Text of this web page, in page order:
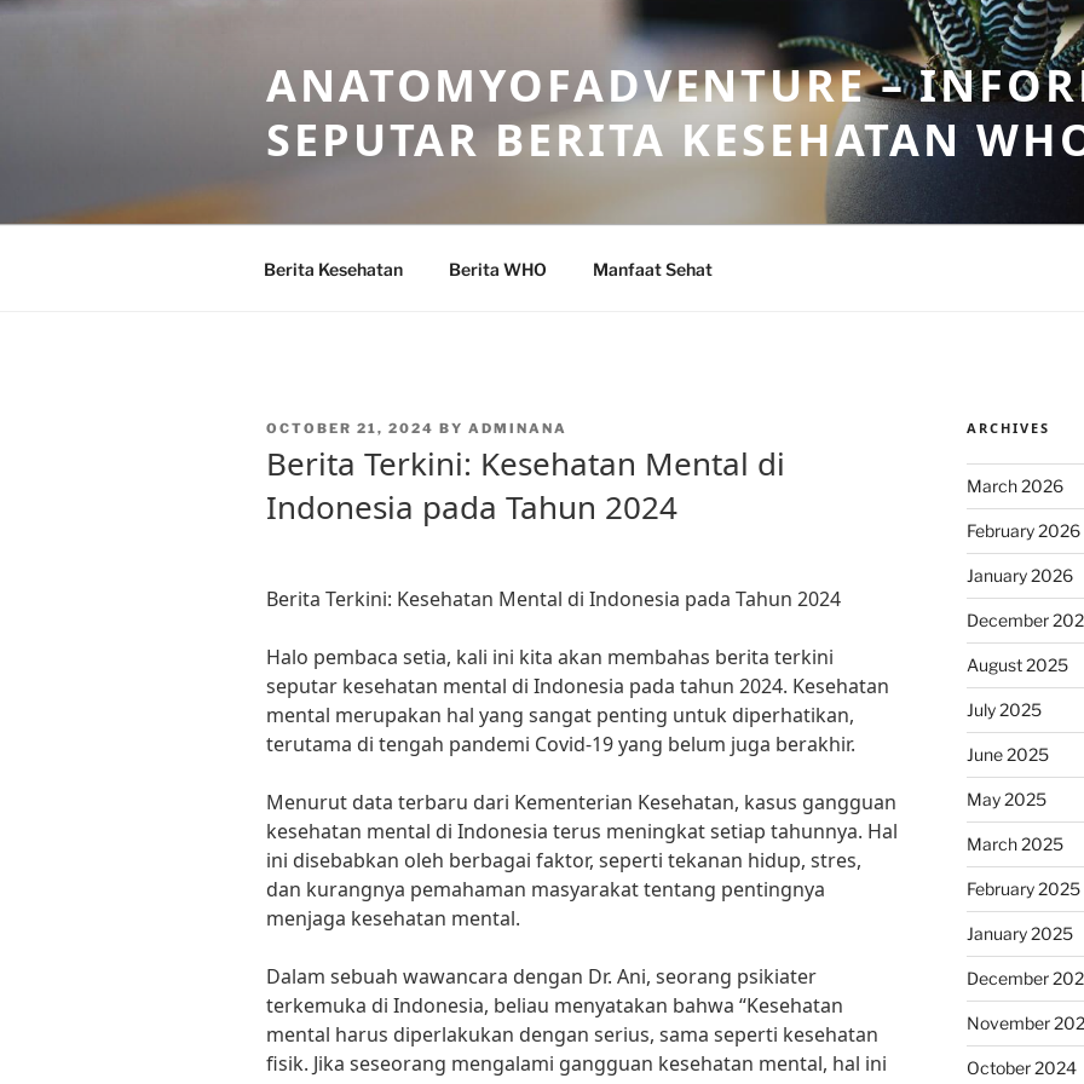
Skip
ANATOMYOFADVENTURE –
SEPUTAR BERITA KESEHATAN
Berita Kesehatan Berita WHO Manfaat Sehat
POSTED
OCTOBER 21, 2024 BY ADMINANA
Berita Terkini: Kesehatan Mental di
Indonesia pada Tahun 2024
Berita Terkini: Kesehatan Mental di Indonesia pada Tahun 2024
Halo pembaca setia, kali ini kita akan membahas berita terkini
seputar kesehatan mental di Indonesia pada tahun 2024. Kesehatan
mental merupakan hal yang sangat penting untuk diperhatikan,
terutama di tengah pandemi Covid-19 yang belum juga berakhir.
Menurut data terbaru dari Kementerian Kesehatan, kasus gangguan
kesehatan mental di Indonesia terus meningkat setiap tahunnya. Hal
ini disebabkan oleh berbagai faktor, seperti tekanan hidup, stres,
dan kurangnya pemahaman masyarakat tentang pentingnya
menjaga kesehatan mental.
Dalam sebuah wawancara dengan Dr. Ani, seorang psikiater
terkemuka di Indonesia, beliau menyatakan bahwa “Kesehatan
mental harus diperlakukan dengan serius, sama seperti kesehatan
fisik. Jika seseorang mengalami gangguan kesehatan mental, hal ini
ARCHIVES
March 2026
February 2026
January 2026
December
August 2025
July 2025
June 2025
May 2025
March 2025
February 2025
January 2025
December
November
October 2024